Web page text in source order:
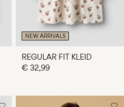
NEW ARRIVALS
REGULAR FIT KLEID
€ 32,99